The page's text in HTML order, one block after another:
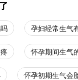
孕妇经常生气
怀孕期间生气
怀孕初期生气会